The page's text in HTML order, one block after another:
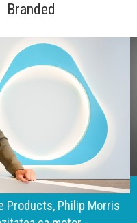
Branded
140 de ani de Mercedes-
important „test al